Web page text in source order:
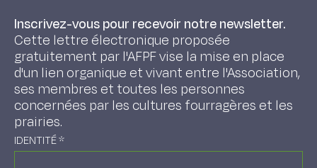
Inscrivez-vous pour recevoir notre newsletter.
Cette lettre électronique proposée
gratuitement par l'AFPF vise la mise en place
d'un lien organique et vivant entre l'Association,
ses membres et toutes les personnes
concernées par les cultures fourragères et les
prairies.
IDENTITÉ*